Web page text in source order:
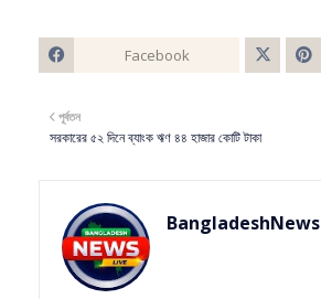
Facebook
পূর্বতন
সরকারের ৫২ দিনে ব্যাংক ঋণ ৪৪ হাজার কোটি টাকা
BangladeshNews